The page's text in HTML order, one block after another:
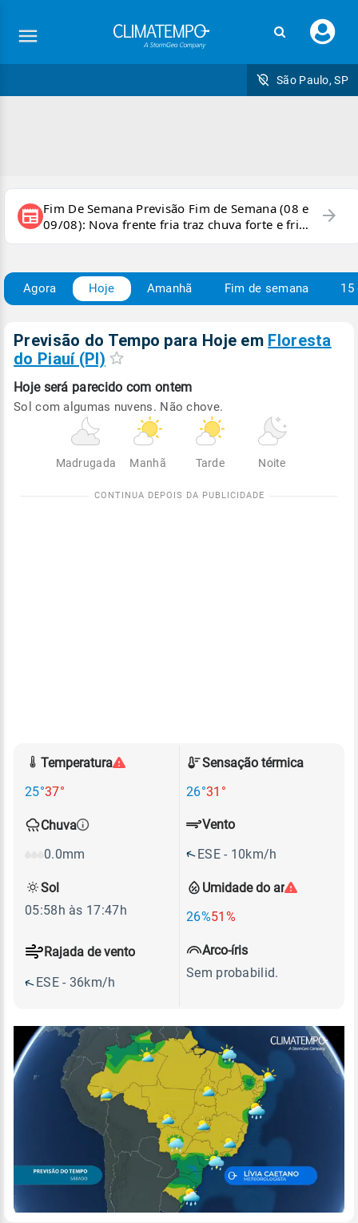
seu
São Paulo, SP
newspaper Fim De Semana Previsão Fim de Semana (08 e
09/08): Nova frente fria traz chuva forte e frio
para áreas do país
arrow_forward
Agora Hoje Amanhã Fim de semana 15
Previsão do Tempo para Hoje em Floresta
do Piauí (PI)
Hoje será parecido com ontem
Sol com algumas nuvens. Não chove.
Madrugada Manhã Tarde Noite
Temperatura
25°37°
Sensação térmica
26°31°
Chuva
0.0mm
Umidade do ar
26%51%
Vento
ESE - 10km/h
Rajada de vento
ESE - 36km/h
Sol
05:58h às 17:47h
Arco-íris
Sem probabilid.